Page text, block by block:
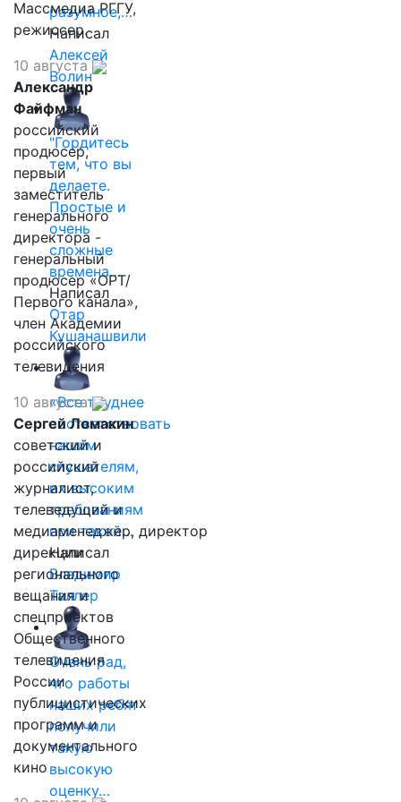
разумное,…
Написал
Алексей
Волин
"Гордитесь
тем, что вы
делаете.
Простые и
очень
сложные
времена…
Написал
Отар
Кушанашвили
«Все труднее
соответствовать
нашим
слушателям,
их высоким
требованиям
при такой…
Написал
Владимир
Таллер
Очень рад,
что работы
наших ребят
получили
такую
высокую
оценку…
Массмедиа РГГУ,
режиссер.
10 августа
Александр
Файфман
российский
продюсер,
первый
заместитель
генерального
директора -
генеральный
продюсер «ОРТ/
Первого канала»,
член Академии
российского
телевидения
10 августа
Сергей Ломакин
советский и
российский
журналист,
телеведущий и
медиаменеджер, директор
дирекции
регионального
вещания и
спецпроектов
Общественного
телевидения
России
публицистических
программ и
документального
кино